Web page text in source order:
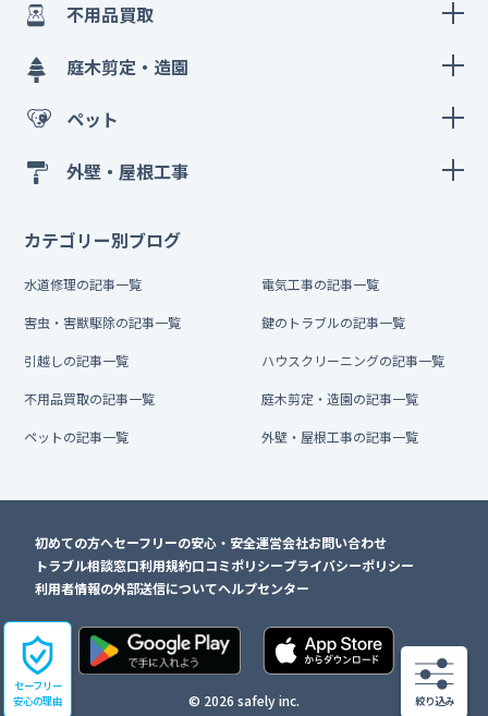
絞り込み
セーフリー
安心の理由
不用品買取
庭木剪定・造園
ペット
外壁・屋根工事
カテゴリー別ブログ
水道修理の記事一覧 電気工事の記事一覧
害虫・害獣駆除の記事一覧 鍵のトラブルの記事一覧
引越しの記事一覧 ハウスクリーニングの記事一覧
不用品買取の記事一覧 庭木剪定・造園の記事一覧
ペットの記事一覧 外壁・屋根工事の記事一覧
初めての方へセーフリーの安心・安全運営会社お問い合わせ
トラブル相談窓口利用規約口コミポリシープライバシーポリシー
利用者情報の外部送信についてヘルプセンター
© 2026 safely inc.